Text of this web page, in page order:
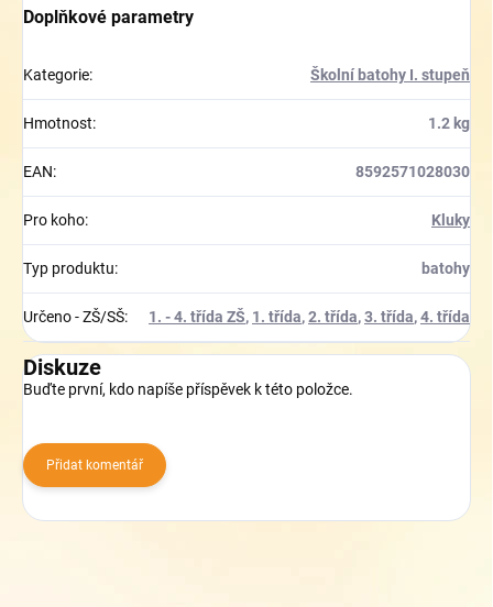
Doplňkové parametry
Kategorie: Školní batohy I. stupeň
Hmotnost: 1.2 kg
EAN: 8592571028030
Pro koho: Kluky
Typ produktu: batohy
Určeno - ZŠ/SŠ: 1. - 4. třída ZŠ, 1. třída,2. třída,3. třída,4. třída
Diskuze
Buďte první, kdo napíše příspěvek k této položce.
Přidat komentář